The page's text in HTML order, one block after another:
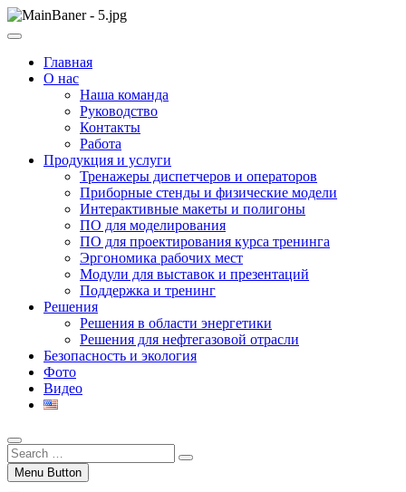
Skip
to
ООО НПП "АТП"
ООО НПП "АТП" – разработка тренажерных комплексов
Главная
О нас
Наша команда
Руководство
Контакты
Работа
Продукция и услуги
Тренажеры диспетчеров и операторов
Приборные стенды и физические модели
Интерактивные макеты и полигоны
ПО для моделирования
ПО для проектирования курса тренинга
Эргономика рабочих мест
Модули для выставок и презентаций
Поддержка и тренинг
Решения
Решения в области энергетики
Решения для нефтегазовой отрасли
Безопасность и экология
Фото
Видео
Menu Button